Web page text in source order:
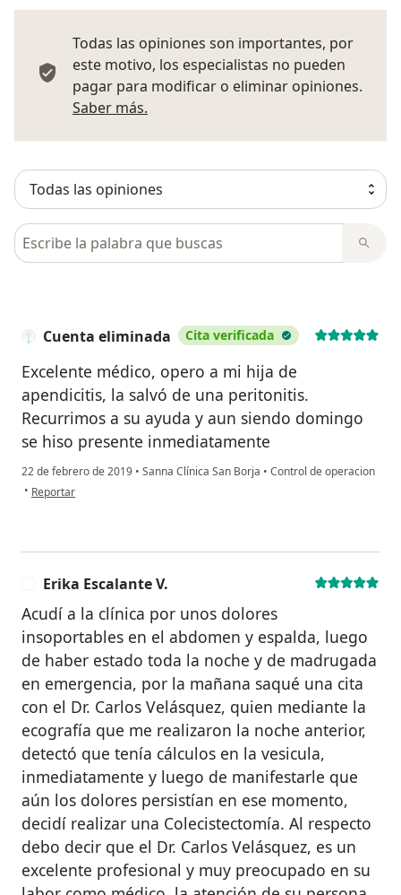
Todas las opiniones son importantes, por
este motivo, los especialistas no pueden
pagar para modificar o eliminar opiniones.
Saber más.
Busca en opiniones
Cuenta eliminada Cita verificada
Excelente médico, opero a mi hija de
apendicitis, la salvó de una peritonitis.
Recurrimos a su ayuda y aun siendo domingo
se hiso presente inmediatamente
22 de febrero de 2019 • Sanna Clínica San Borja • Control de operacion
• en opinión del usuario Cuenta eliminada
Reportar
Erika Escalante V.
Acudí a la clínica por unos dolores
insoportables en el abdomen y espalda, luego
de haber estado toda la noche y de madrugada
en emergencia, por la mañana saqué una cita
con el Dr. Carlos Velásquez, quien mediante la
ecografía que me realizaron la noche anterior,
detectó que tenía cálculos en la vesicula,
inmediatamente y luego de manifestarle que
aún los dolores persistían en ese momento,
decidí realizar una Colecistectomía. Al respecto
debo decir que el Dr. Carlos Velásquez, es un
excelente profesional y muy preocupado en su